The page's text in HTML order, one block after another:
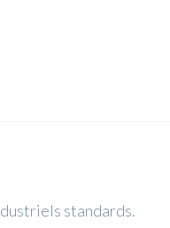
standards.